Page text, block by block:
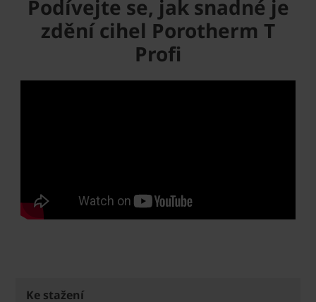
Podívejte se, jak snadné je
zdění cihel Porotherm T
Profi
Ke stažení